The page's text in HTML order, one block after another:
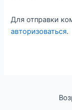
Для отправки
авторизоваться.